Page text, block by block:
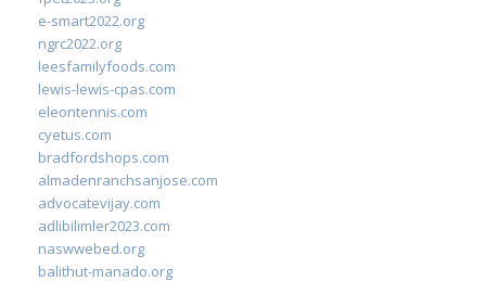
e-smart2022.org
ngrc2022.org
leesfamilyfoods.com
lewis-lewis-cpas.com
eleontennis.com
cyetus.com
bradfordshops.com
almadenranchsanjose.com
advocatevijay.com
adlibilimler2023.com
naswwebed.org
balithut-manado.org